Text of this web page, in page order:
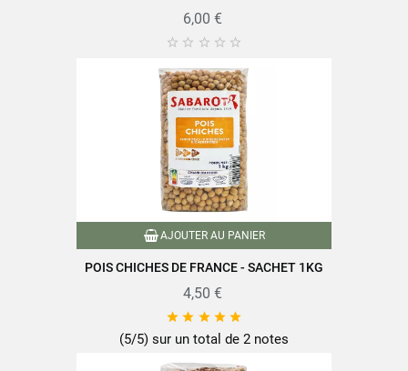
6,00 €
    
AJOUTER AU PANIER
POIS CHICHES DE FRANCE - SACHET 1KG
4,50 €
    
(5/5) sur un total de 2 notes